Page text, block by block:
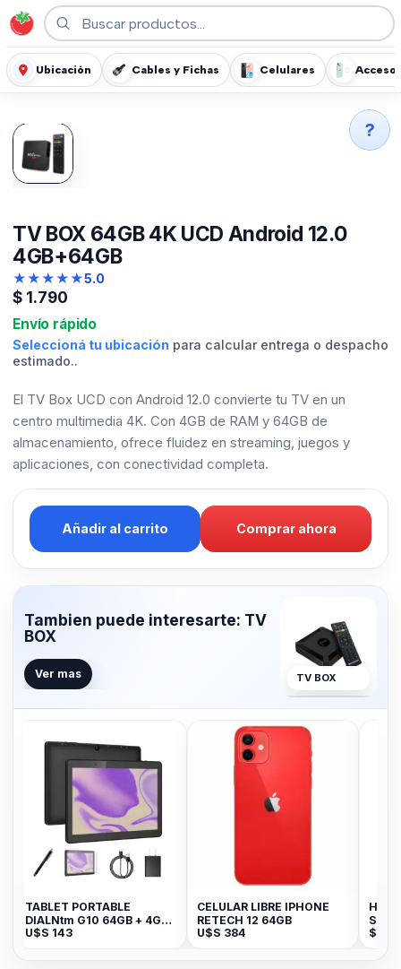
Ubicación Cables y Fichas Celulares
TV BOX 64GB 4K UCD Android 12.0
4GB+64GB
★★★★★5.0
$ 1.790
Envío rápido
Seleccioná tu ubicación para calcular entrega o despacho
estimado..
El TV Box UCD con Android 12.0 convierte tu TV en un
centro multimedia 4K. Con 4GB de RAM y 64GB de
almacenamiento, ofrece fluidez en streaming, juegos y
aplicaciones, con conectividad completa.
Añadir al carrito Comprar ahora
Tambien puede interesarte: TV
BOX
Ver mas TV BOX
TABLET PORTABLE
DIALNtm G10 64GB + 4GB
10¨
U$S 143
CELULAR LIBRE IPHONE
RETECH 12 64GB
U$S 384
$
?